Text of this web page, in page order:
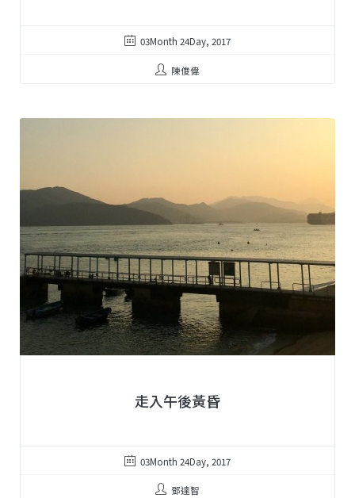
03Month 24Day, 2017
陳俊偉
走入午後黃昏
03Month 24Day, 2017
鄧達智